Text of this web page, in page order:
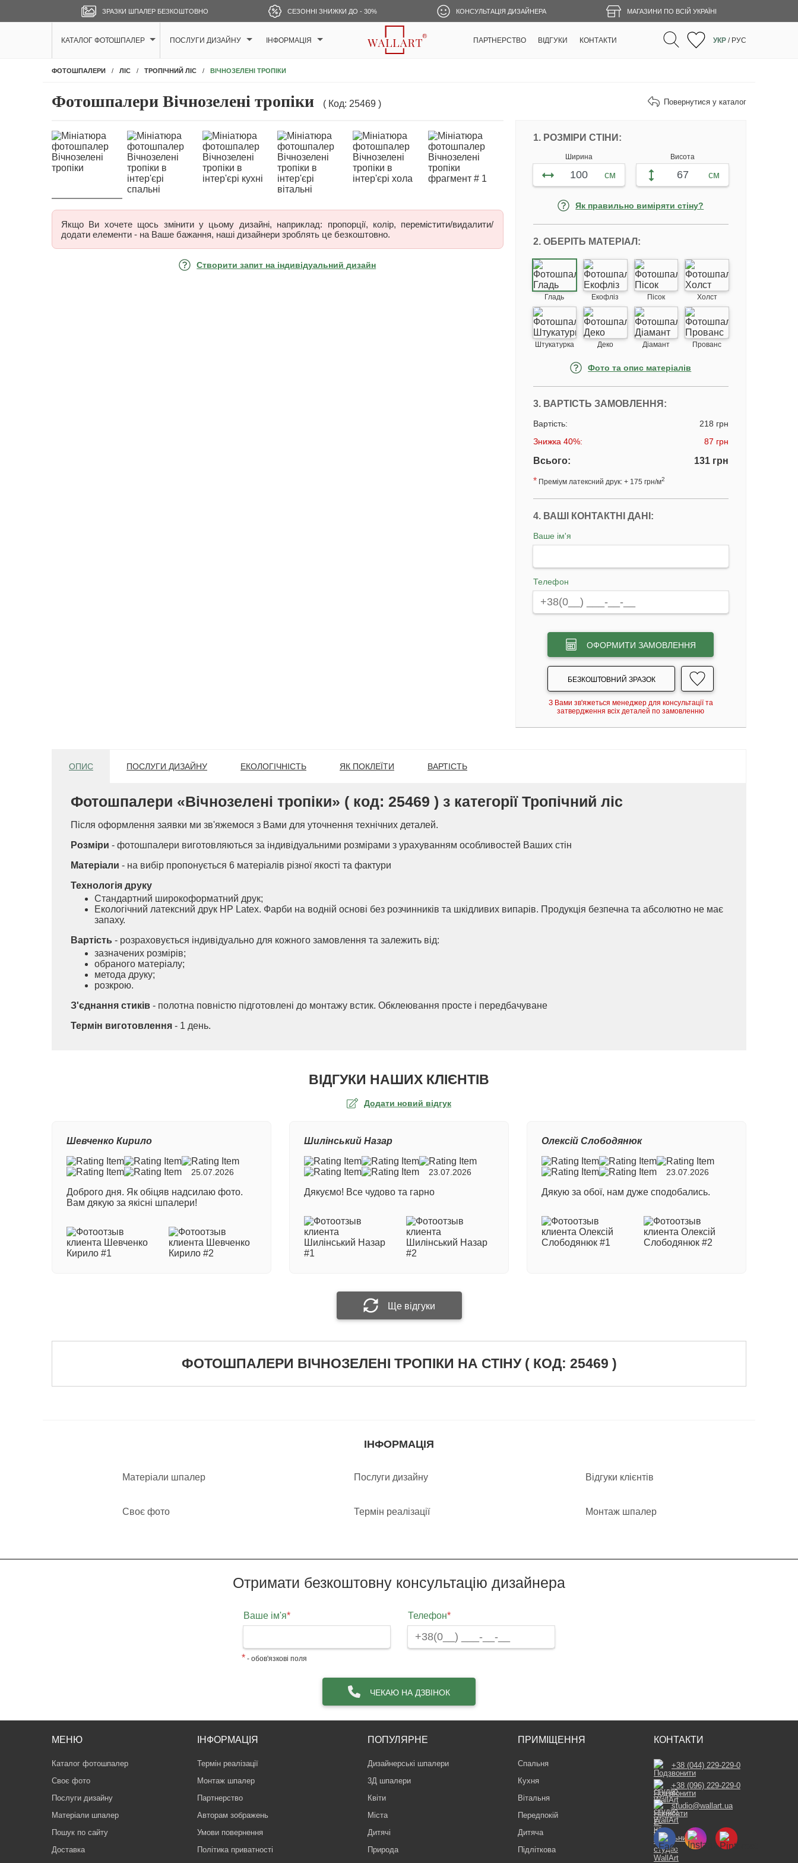
ЗРАЗКИ ШПАЛЕР БЕЗКОШТОВНО СЕЗОННІ ЗНИЖКИ ДО - 30% КОНСУЛЬТАЦІЯ ДИЗАЙНЕРА МАГАЗИНИ ПО ВСІЙ УКРАЇНІ
КАТАЛОГ ФОТОШПАЛЕР ПОСЛУГИ ДИЗАЙНУ ІНФОРМАЦІЯ ПАРТНЕРСТВО ВІДГУКИ КОНТАКТИ УКР / РУС
ФОТОШПАЛЕРИ ЛІС ТРОПІЧНИЙ ЛІС ВІЧНОЗЕЛЕНІ ТРОПІКИ
Фотошпалери Вічнозелені тропіки ( Код: 25469 ) Повернутися у каталог
Якщо Ви хочете щось змінити у цьому дизайні, наприклад: пропорції, колір, перемістити/видалити/
додати елементи - на Ваше бажання, наші дизайнери зроблять це безкоштовно.
Створити запит на індивідуальний дизайн
1. РОЗМІРИ СТІНИ:
Ширина
см
Висота
см
Як правильно виміряти стіну?
2. ОБЕРІТЬ МАТЕРІАЛ:
Гладь Екофліз Пісок Холст
Штукатурка Деко Діамант Прованс
Фото та опис матеріалів
3. ВАРТІСТЬ ЗАМОВЛЕННЯ:
Вартість:
218 грн
Знижка 40%:
87 грн
Всього:
131 грн
* Преміум латексний друк: + 175 грн/м2
4. ВАШІ КОНТАКТНІ ДАНІ:
Ваше ім'я
Телефон
ОФОРМИТИ ЗАМОВЛЕННЯ
БЕЗКОШТОВНИЙ ЗРАЗОК
З Вами зв'яжеться менеджер для консультації та
затвердження всіх деталей по замовленню
ОПИС ПОСЛУГИ ДИЗАЙНУ ЕКОЛОГІЧНІСТЬ ЯК ПОКЛЕЇТИ ВАРТІСТЬ
Фотошпалери «Вічнозелені тропіки» ( код: 25469 ) з категорії Тропічний ліс
Після оформлення заявки ми зв'яжемося з Вами для уточнення технічних деталей.
Розміри - фотошпалери виготовляються за індивідуальними розмірами з урахуванням особливостей Ваших стін
Матеріали - на вибір пропонується 6 матеріалів різної якості та фактури
Технологія друку
Стандартний широкоформатний друк;
Екологічний латексний друк HP Latex. Фарби на водній основі без розчинників та шкідливих випарів. Продукція безпечна та абсолютно не має
запаху.
Вартість - розраховується індивідуально для кожного замовлення та залежить від:
зазначених розмірів;
обраного матеріалу;
метода друку;
розкрою.
З'єднання стиків - полотна повністю підготовлені до монтажу встик. Обклеювання просте і передбачуване
Термін виготовлення - 1 день.
ВІДГУКИ НАШИХ КЛІЄНТІВ
Додати новий відгук
Ваша оцінка
Номер замовлення
Ваш відгук
Надіслати відгук
Шевченко Кирило
25.07.2026
Доброго дня. Як обіцяв надсилаю фото.
Вам дякую за якісні шпалери!
Шилінський Назар
23.07.2026
Дякуємо! Все чудово та гарно
Олексій Слободянюк
23.07.2026
Дякую за обої, нам дуже сподобались.
Ще відгуки
ФОТОШПАЛЕРИ ВІЧНОЗЕЛЕНІ ТРОПІКИ НА СТІНУ ( КОД: 25469 )
ІНФОРМАЦІЯ
Матеріали шпалер Послуги дизайну Відгуки клієнтів
Своє фото Термін реалізації Монтаж шпалер
Отримати безкоштовну консультацію дизайнера
Ваше ім'я* Телефон*
* - обов'язкові поля
ЧЕКАЮ НА ДЗВІНОК
МЕНЮ
Каталог фотошпалер
Своє фото
Послуги дизайну
Матеріали шпалер
Пошук по сайту
Доставка
ІНФОРМАЦІЯ
Термін реалізації
Монтаж шпалер
Партнерство
Авторам зображень
Умови повернення
Політика приватності
ПОПУЛЯРНЕ
Дизайнерські шпалери
3Д шпалери
Квіти
Міста
Дитячі
Природа
ПРИМІЩЕННЯ
Спальня
Кухня
Вітальня
Передпокій
Дитяча
Підліткова
КОНТАКТИ
+38 (044) 229-229-0
+38 (096) 229-229-0
studio@wallart.ua